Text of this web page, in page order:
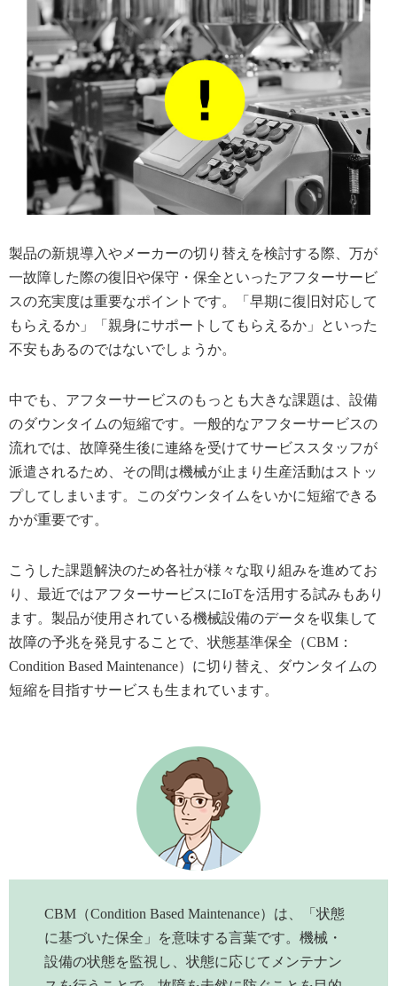
製品の新規導入やメーカーの切り替えを検討する際、万が
一故障した際の復旧や保守・保全といったアフターサービ
スの充実度は重要なポイントです。「早期に復旧対応して
もらえるか」「親身にサポートしてもらえるか」といった
不安もあるのではないでしょうか。
中でも、アフターサービスのもっとも大きな課題は、設備
のダウンタイムの短縮です。一般的なアフターサービスの
流れでは、故障発生後に連絡を受けてサービススタッフが
派遣されるため、その間は機械が止まり生産活動はストッ
プしてしまいます。このダウンタイムをいかに短縮できる
かが重要です。
こうした課題解決のため各社が様々な取り組みを進めてお
り、最近ではアフターサービスにIoTを活用する試みもあり
ます。製品が使用されている機械設備のデータを収集して
故障の予兆を発見することで、状態基準保全（CBM：
Condition Based Maintenance）に切り替え、ダウンタイムの
短縮を目指すサービスも生まれています。
CBM（Condition Based Maintenance）は、「状態
に基づいた保全」を意味する言葉です。機械・
設備の状態を監視し、状態に応じてメンテナン